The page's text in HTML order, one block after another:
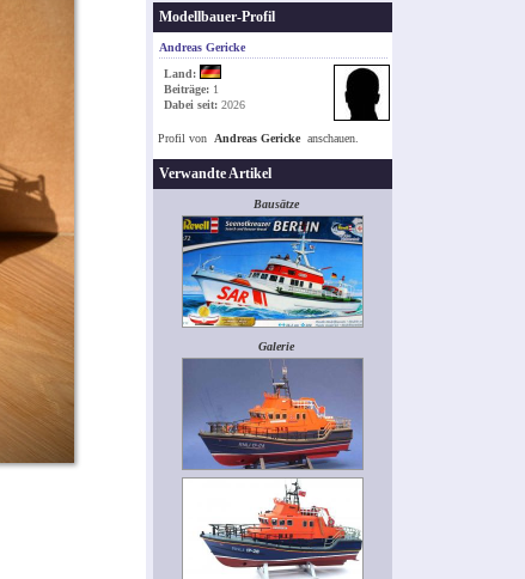
Modellbauer-Profil
Andreas Gericke
Land:
Beiträge: 1
Dabei seit: 2026
Profil von Andreas Gericke anschauen.
Verwandte Artikel
Bausätze
Galerie